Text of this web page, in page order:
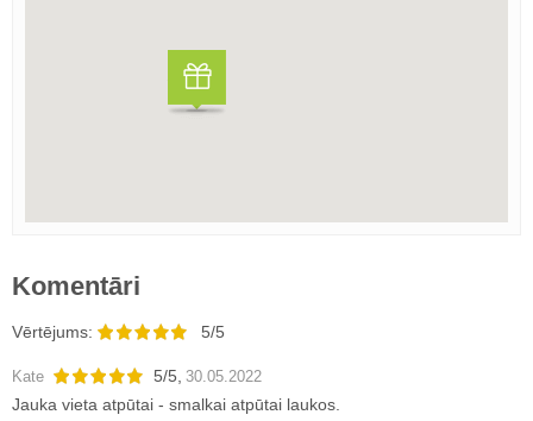
Komentāri
Vērtējums: 5/5
Kate 5/5 30.05.2022
Jauka vieta atpūtai - smalkai atpūtai laukos.